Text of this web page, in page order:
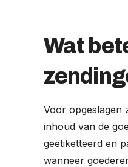
Wat
Voor opgeslagen
inhoud van de
geëtiketteerd en
wanneer